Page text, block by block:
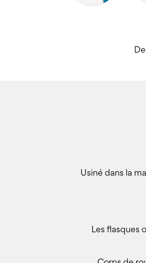
Usiné dans la
Les flasques